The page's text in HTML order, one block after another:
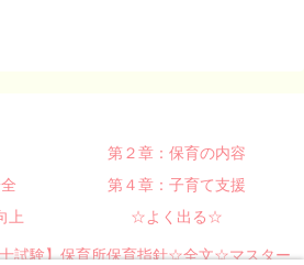
第２章：保育の内容
第４章：子育て支援
上
☆よく出る☆
試験】保育所保育指針☆全文☆マスター